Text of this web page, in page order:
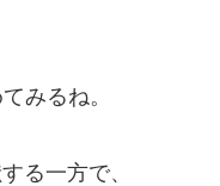
みるね。
る一方で、